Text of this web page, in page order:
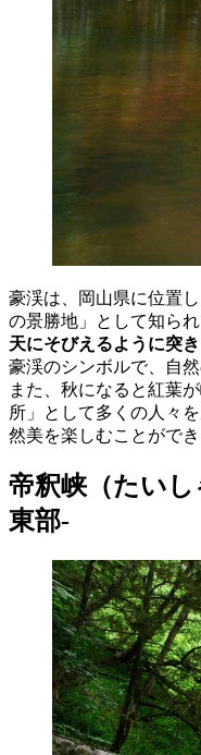
豪渓は、岡山県に位置
の景勝地」として知ら
天にそびえるように突
豪渓のシンボルで、自
また、秋になると紅葉
所」として多くの人々
然美を楽しむことができ
帝釈峡（たい
東部-